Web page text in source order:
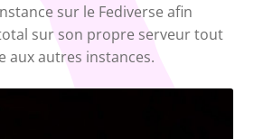
sur le Fediverse afin
sur son propre serveur tout
aux autres instances.